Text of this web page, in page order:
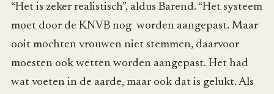
“Het is zeker realistisch”, aldus Barend. “Het systeem
moet door de KNVB nog worden aangepast. Maar
ooit mochten vrouwen niet stemmen, daarvoor
moesten ook wetten worden aangepast. Het had
wat voeten in de aarde, maar ook dat is gelukt. Als